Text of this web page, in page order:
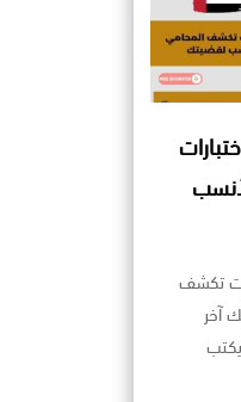
محامي | 5 اختبارات
5 اختبارات تكشف
آخر
تحديث: 31 يوليو 2026يكتب